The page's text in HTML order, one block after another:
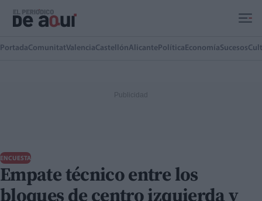
PortadaComunitatValenciaCastellónAlicante Política EconomíaSucesos
ENCUESTA
Empate técnico entre los
bloques de centro izquierda y